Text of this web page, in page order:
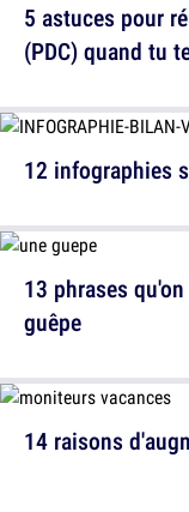
5 astuces pour
(PDC) quand tu
13 phrases
guêpe
12 infographies
14 raisons